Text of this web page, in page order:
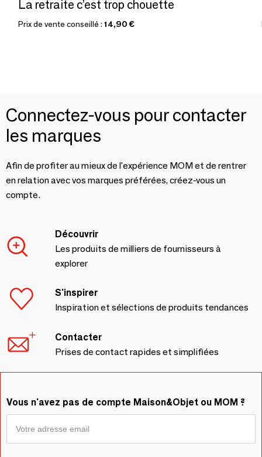
La retraite c’est trop chouette
Prix de vente conseillé : 14,90 €
Connectez-vous pour contacter
les marques
Afin de profiter au mieux de l'expérience MOM et de rentrer
en relation avec vos marques préférées, créez-vous un
compte.
Découvrir
Les produits de milliers de fournisseurs à
explorer
S'inspirer
Inspiration et sélections de produits tendances
Contacter
Prises de contact rapides et simplifiées
Vous n'avez pas de compte Maison&Objet ou MOM ?